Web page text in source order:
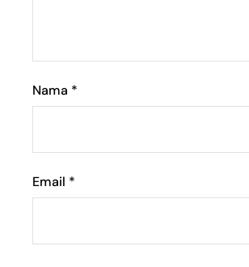
Nama *
Email *